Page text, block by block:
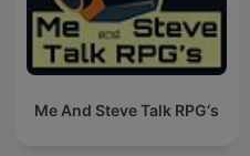
Me And Steve Talk RPG‘s